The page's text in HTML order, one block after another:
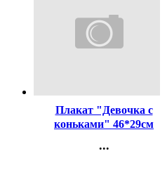
Плакат "Девочка с
коньками" 46*29см
...